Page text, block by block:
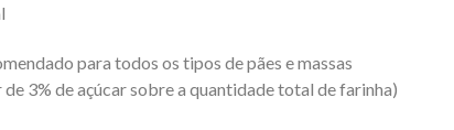
para todos os tipos de pães e massas
3% de açúcar sobre a quantidade total de farinha)